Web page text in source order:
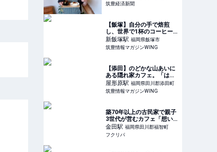
町
筑豊経済新聞
【飯塚】自分の手で焙煎
し、世界で1杯のコーヒー
を！つむぎ珈琲の焙煎体験
- 筑豊情報マガジンWING
新飯塚駅 福岡県飯塚市
筑豊情報マガジンWING
【添田】のどかな山あいに
ある隠れ家カフェ。「はる
カフェ」の自家製米おむす
びランチ - 筑豊情報マガジ
ンWING
屋形原駅 福岡県田川郡添田町
筑豊情報マガジンWING
築70年以上の古民家で親子
3世代が営むカフェ「想い
堂」【福岡県福智町】
金田駅 福岡県田川郡福智町
フクリパ